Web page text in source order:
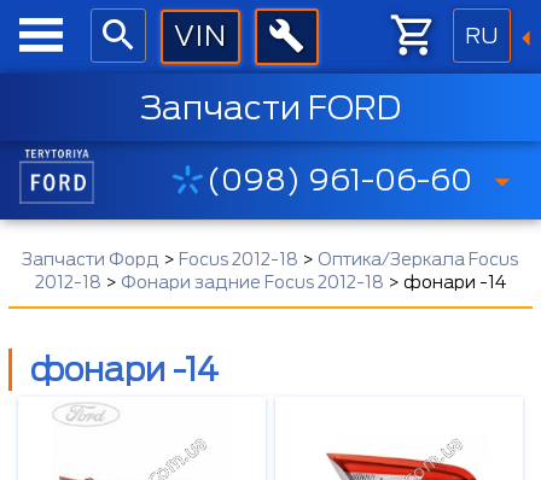
RU
Запчасти FORD
(098) 961-06-60
Запчасти Форд > Focus 2012-18 > Оптика/Зеркала Focus
2012-18 > Фонари задние Focus 2012-18 > фонари -14
фонари -14